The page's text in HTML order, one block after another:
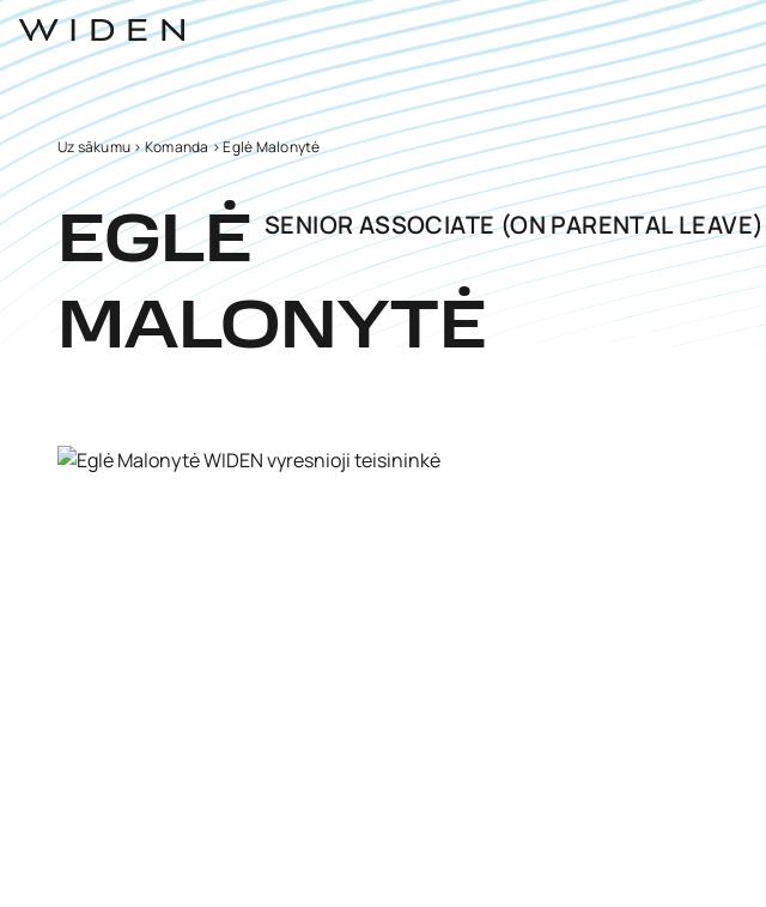
Uz sākumu >Komanda>Eglė Malonytė
EGLĖ SENIOR ASSOCIATE (ON PARENTAL LEAVE)
MALONYTĖ